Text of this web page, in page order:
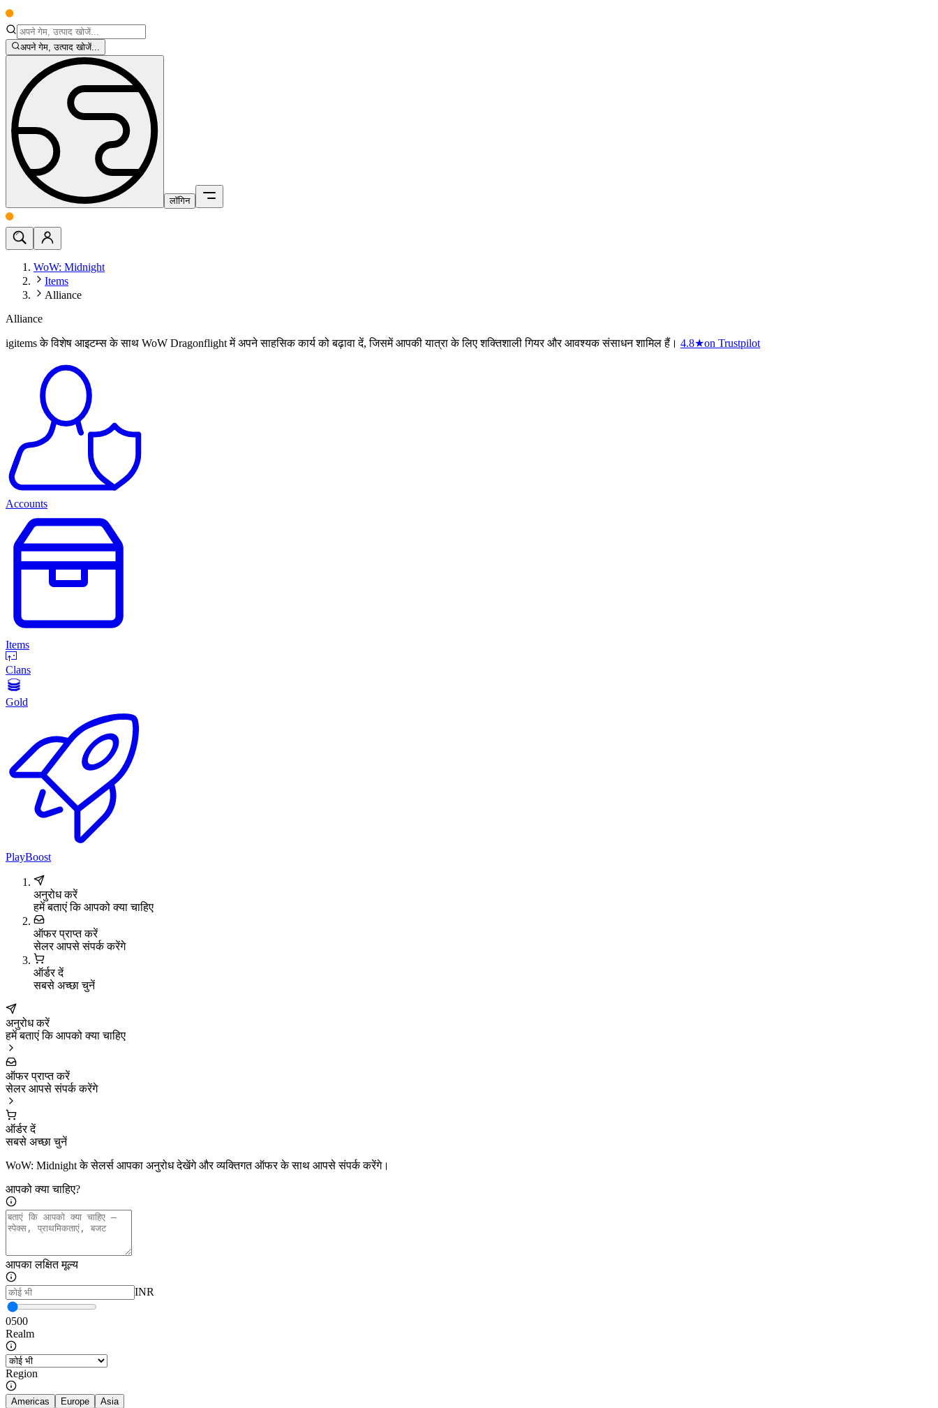
अपने गेम, उत्पाद खोजें...
लॉगिन
WoW: Midnight
Items
Alliance
Alliance
igitems के विशेष आइटम्स के साथ WoW Dragonflight में अपने साहसिक कार्य को बढ़ावा दें, जिसमें आपकी यात्रा के लिए शक्तिशाली गियर और आवश्यक संसाधन शामिल हैं। 4.8★on Trustpilot
Accounts
Items
Clans
Gold
PlayBoost
अनुरोध करें
हमें बताएं कि आपको क्या चाहिए
ऑफर प्राप्त करें
सेलर आपसे संपर्क करेंगे
ऑर्डर दें
सबसे अच्छा चुनें
अनुरोध करें
हमें बताएं कि आपको क्या चाहिए
ऑफर प्राप्त करें
सेलर आपसे संपर्क करेंगे
ऑर्डर दें
सबसे अच्छा चुनें
WoW: Midnight के सेलर्स आपका अनुरोध देखेंगे और व्यक्तिगत ऑफर के साथ आपसे संपर्क करेंगे।
आपको क्या चाहिए?
आपका लक्षित मूल्य
INR
0500
Realm
Region
Americas Europe Asia